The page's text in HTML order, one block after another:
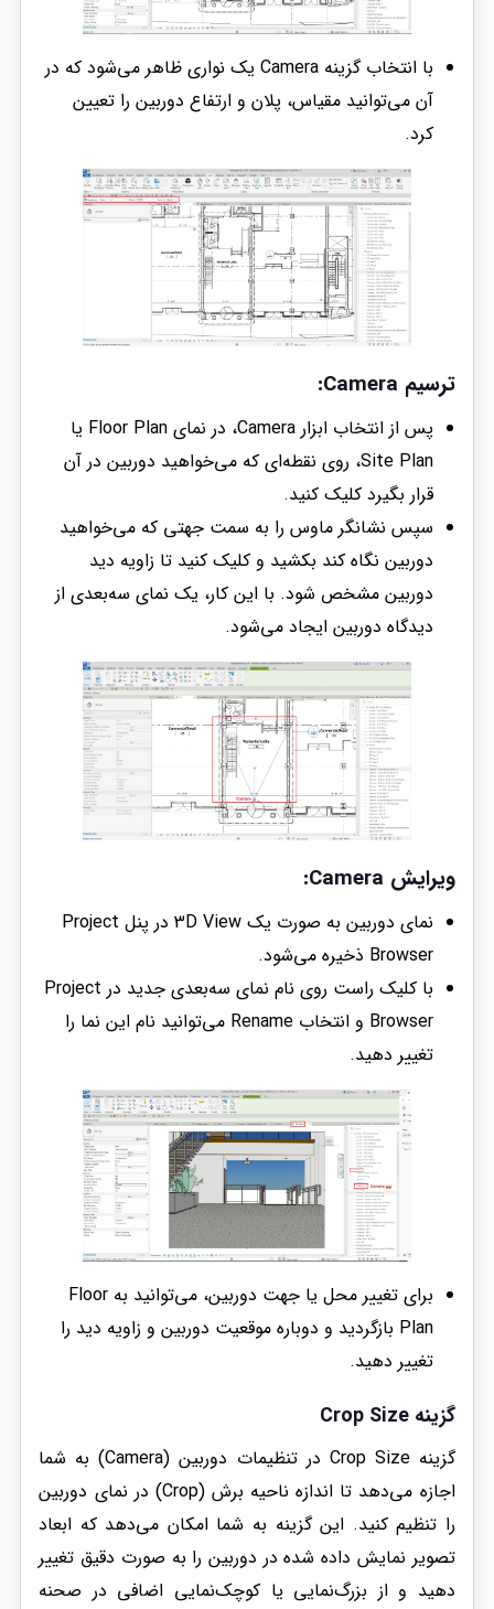
با انتخاب گزینه Camera یک نواری ظاهر می‌شود که در
آن می‌توانید مقیاس، پلان و ارتفاع دوربین را تعیین
کرد.
ترسیم Camera:
پس از انتخاب ابزار Camera، در نمای Floor Plan یا
Site Plan، روی نقطه‌ای که می‌خواهید دوربین در آن
قرار بگیرد کلیک کنید.
سپس نشانگر ماوس را به سمت جهتی که می‌خواهید
دوربین نگاه کند بکشید و کلیک کنید تا زاویه دید
دوربین مشخص شود. با این کار، یک نمای سه‌بعدی از
دیدگاه دوربین ایجاد می‌شود.
ویرایش Camera:
نمای دوربین به صورت یک 3D View در پنل Project
Browser ذخیره می‌شود.
با کلیک راست روی نام نمای سه‌بعدی جدید در Project
Browser و انتخاب Rename می‌توانید نام این نما را
تغییر دهید.
برای تغییر محل یا جهت دوربین، می‌توانید به Floor
Plan بازگردید و دوباره موقعیت دوربین و زاویه دید را
تغییر دهید.
گزینه Crop Size
گزینه Crop Size در تنظیمات دوربین (Camera) به شما
اجازه می‌دهد تا اندازه ناحیه برش (Crop) در نمای دوربین
را تنظیم کنید. این گزینه به شما امکان می‌دهد که ابعاد
تصویر نمایش داده شده در دوربین را به صورت دقیق تغییر
دهید و از بزرگ‌نمایی یا کوچک‌نمایی اضافی در صحنه